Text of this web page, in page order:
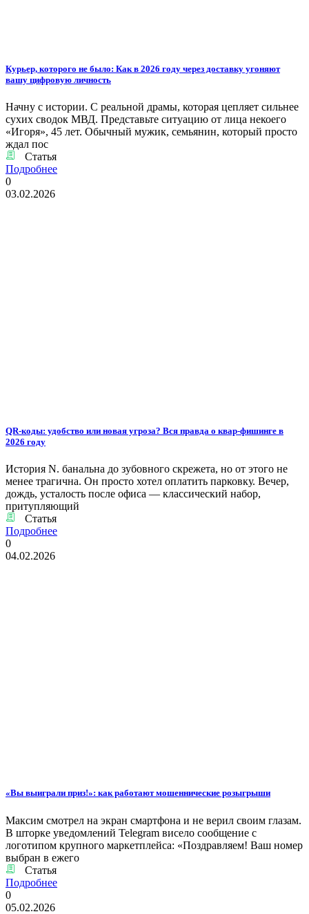
Курьер, которого не было: Как в 2026 году через доставку угоняют
вашу цифровую личность
Начну с истории. С реальной драмы, которая цепляет сильнее
сухих сводок МВД. Представьте ситуацию от лица некоего
«Игоря», 45 лет. Обычный мужик, семьянин, который просто
ждал пос
Статья
Подробнее
0
03.02.2026
QR-коды: удобство или новая угроза? Вся правда о квар-фишинге в
2026 году
История N. банальна до зубовного скрежета, но от этого не
менее трагична. Он просто хотел оплатить парковку. Вечер,
дождь, усталость после офиса — классический набор,
притупляющий
Статья
Подробнее
0
04.02.2026
«Вы выиграли приз!»: как работают мошеннические розыгрыши
Максим смотрел на экран смартфона и не верил своим глазам.
В шторке уведомлений Telegram висело сообщение с
логотипом крупного маркетплейса: «Поздравляем! Ваш номер
выбран в ежего
Статья
Подробнее
0
05.02.2026